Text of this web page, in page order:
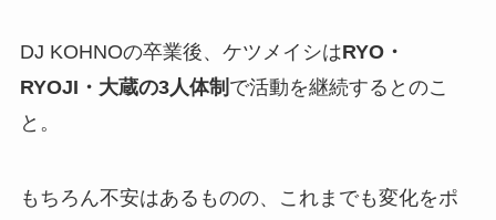
DJ KOHNOの卒業後、ケツメイシはRYO・
RYOJI・大蔵の3人体制 で活動を継続するとのこ
と。
もちろん不安はあるものの、これまでも変化をポ